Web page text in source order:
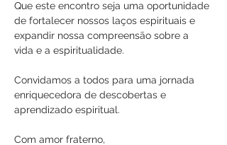
Que este encontro seja uma oportunidade
de fortalecer nossos laços espirituais e
expandir nossa compreensão sobre a
vida e a espiritualidade.
Convidamos a todos para uma jornada
enriquecedora de descobertas e
aprendizado espiritual.
Com amor fraterno,